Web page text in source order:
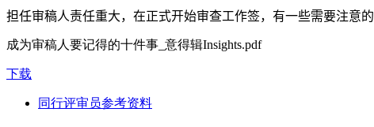
担任审稿人责任重大，在正式开始审查工作签，有一些需要注意
成为审稿人要记得的十件事_意得辑Insights.pdf
下载
同行评审员参考资料